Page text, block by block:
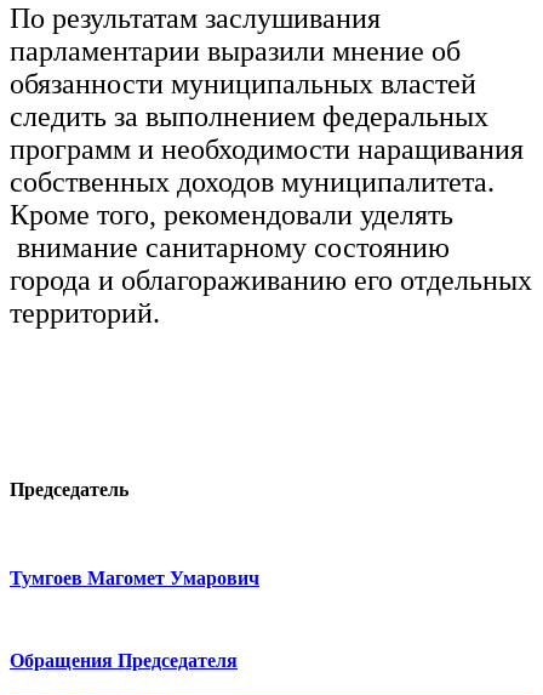
По результатам заслушивания
парламентарии выразили мнение об
обязанности муниципальных властей
следить за выполнением федеральных
программ и необходимости наращивания
собственных доходов муниципалитета.
Кроме того, рекомендовали уделять
внимание санитарному состоянию
города и облагораживанию его отдельных
территорий.
Председатель
Тумгоев Магомет Умарович
Обращения Председателя